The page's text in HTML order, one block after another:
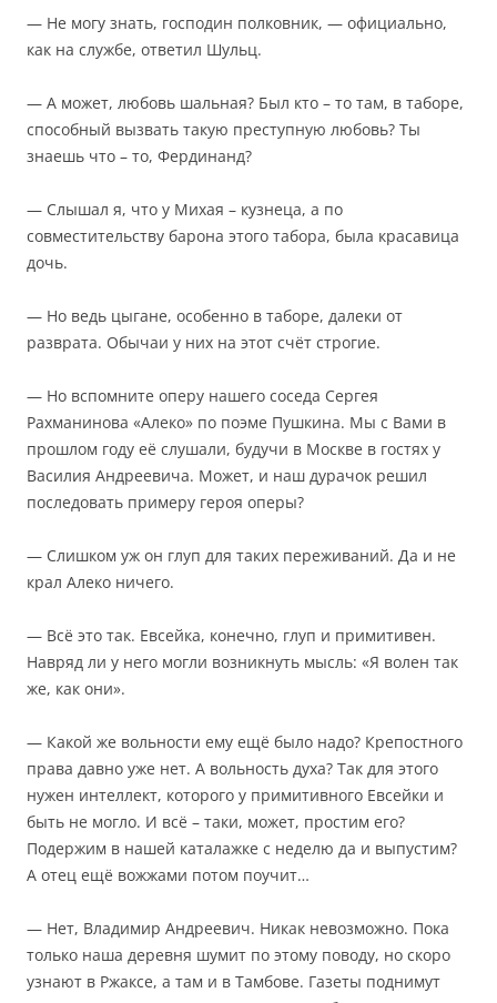
— Не могу знать, господин полковник, — официально,
как на службе, ответил Шульц.
— А может, любовь шальная? Был кто – то там, в таборе,
способный вызвать такую преступную любовь? Ты
знаешь что – то, Фердинанд?
— Слышал я, что у Михая – кузнеца, а по
совместительству барона этого табора, была красавица
дочь.
— Но ведь цыгане, особенно в таборе, далеки от
разврата. Обычаи у них на этот счёт строгие.
— Но вспомните оперу нашего соседа Сергея
Рахманинова «Алеко» по поэме Пушкина. Мы с Вами в
прошлом году её слушали, будучи в Москве в гостях у
Василия Андреевича. Может, и наш дурачок решил
последовать примеру героя оперы?
— Слишком уж он глуп для таких переживаний. Да и не
крал Алеко ничего.
— Всё это так. Евсейка, конечно, глуп и примитивен.
Навряд ли у него могли возникнуть мысль: «Я волен так
же, как они».
— Какой же вольности ему ещё было надо? Крепостного
права давно уже нет. А вольность духа? Так для этого
нужен интеллект, которого у примитивного Евсейки и
быть не могло. И всё – таки, может, простим его?
Подержим в нашей каталажке с неделю да и выпустим?
А отец ещё вожжами потом поучит…
— Нет, Владимир Андреевич. Никак невозможно. Пока
только наша деревня шумит по этому поводу, но скоро
узнают в Ржаксе, а там и в Тамбове. Газеты поднимут